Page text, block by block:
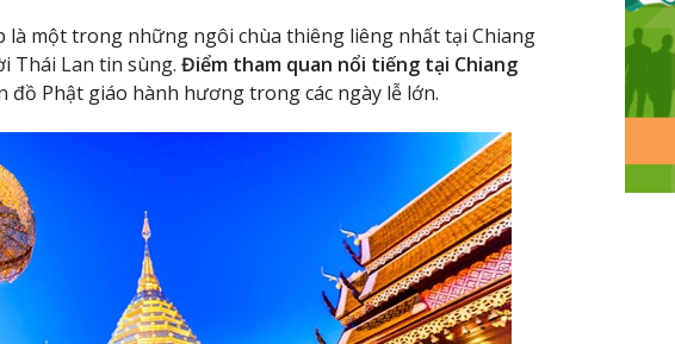
là một trong những ngôi chùa thiêng liêng nhất tại Chiang
Thái Lan tin sùng. Điểm tham quan nổi tiếng tại Chiang
đồ Phật giáo hành hương trong các ngày lễ lớn.